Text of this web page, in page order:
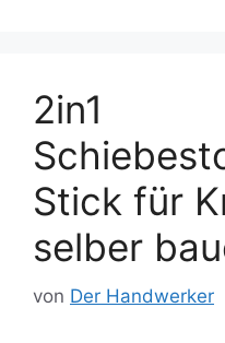
2in1
Stick für
selber
von Der Handwerker